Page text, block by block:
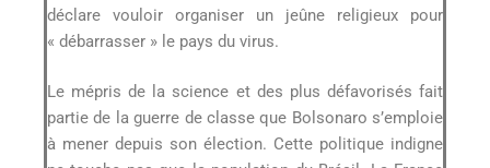
déclare vouloir organiser un jeûne religieux pour
« débarrasser » le pays du virus.
Le mépris de la science et des plus défavorisés fait
partie de la guerre de classe que Bolsonaro s’emploie
à mener depuis son élection. Cette politique indigne